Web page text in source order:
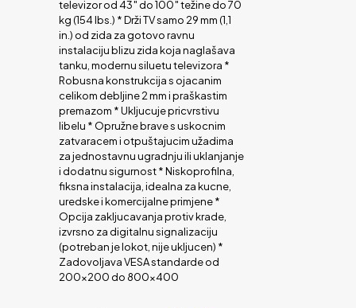
televizor od 43″ do 100″ težine do 70
kg (154 lbs.) * Drži TV samo 29 mm (1,1
in.) od zida za gotovo ravnu
instalaciju blizu zida koja naglašava
tanku, modernu siluetu televizora *
Robusna konstrukcija s ojacanim
celikom debljine 2 mm i praškastim
premazom * Ukljucuje pricvrstivu
libelu * Opružne brave s uskocnim
zatvaracem i otpuštajucim užadima
za jednostavnu ugradnju ili uklanjanje
i dodatnu sigurnost * Niskoprofilna,
fiksna instalacija, idealna za kucne,
uredske i komercijalne primjene *
Opcija zakljucavanja protiv krade,
izvrsno za digitalnu signalizaciju
(potreban je lokot, nije ukljucen) *
Zadovoljava VESA standarde od
200×200 do 800×400